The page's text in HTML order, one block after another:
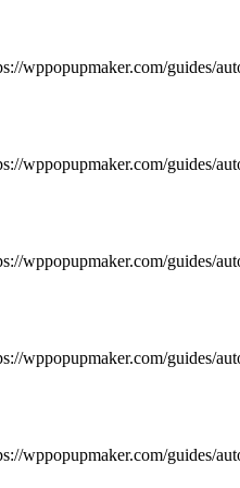
wppopupmaker.com/guides/
wppopupmaker.com/guides/
wppopupmaker.com/guides/
wppopupmaker.com/guides/
wppopupmaker.com/guides/